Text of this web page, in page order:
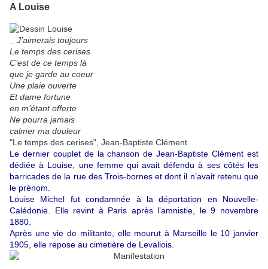
A Louise
_ J’aimerais toujours
Le temps des cerises
C’est de ce temps là
que je garde au coeur
Une plaie ouverte
Et dame fortune
en m’étant offerte
Ne pourra jamais
calmer ma douleur
"Le temps des cerises", Jean-Baptiste Clément
Le dernier couplet de la chanson de Jean-Baptiste Clément est
dédiée à Louise, une femme qui avait défendu à ses côtés les
barricades de la rue des Trois-bornes et dont il n’avait retenu que
le prénom.
Louise Michel fut condamnée à la déportation en Nouvelle-
Calédonie. Elle revint à Paris après l’amnistie, le 9 novembre
1880.
Après une vie de militante, elle mourut à Marseille le 10 janvier
1905, elle repose au cimetière de Levallois.